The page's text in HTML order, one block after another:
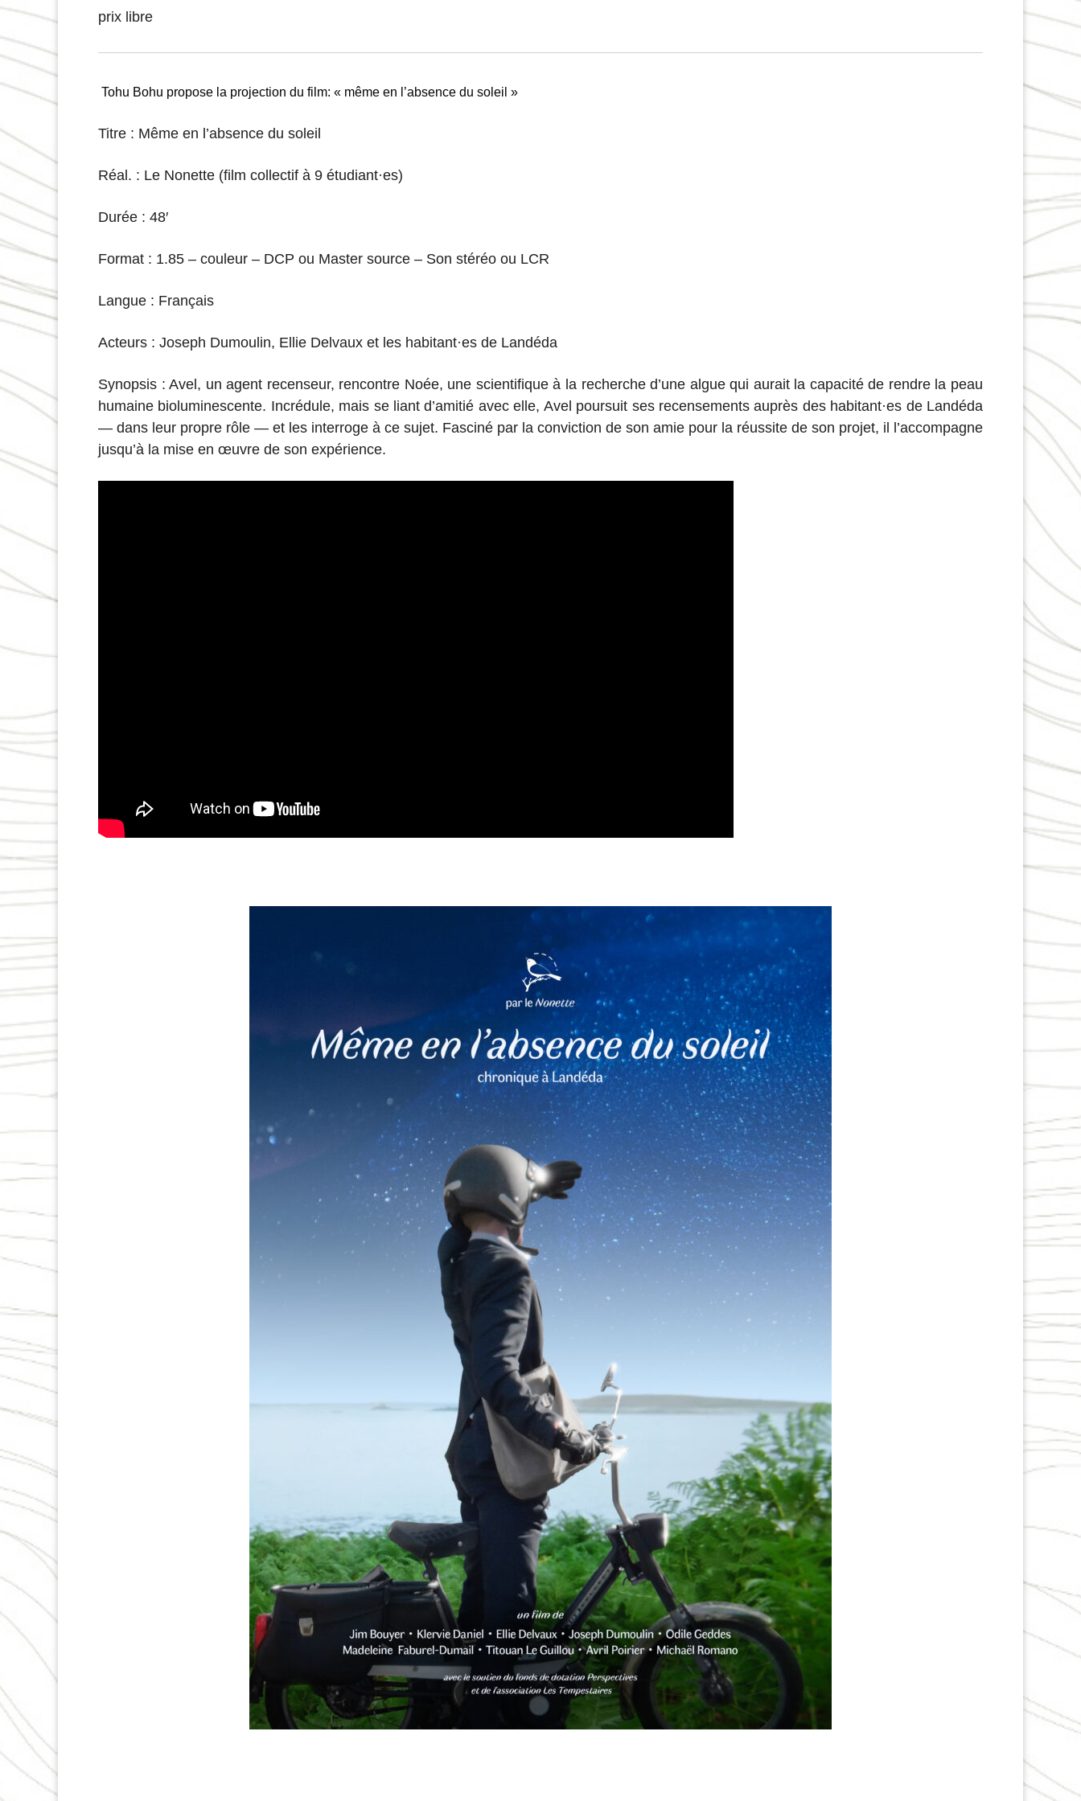
prix libre
Tohu Bohu propose la projection du film: « même en l’absence du soleil »
Titre : Même en l’absence du soleil
Réal. : Le Nonette (film collectif à 9 étudiant·es)
Durée : 48′
Format : 1.85 – couleur – DCP ou Master source – Son stéréo ou LCR
Langue : Français
Acteurs : Joseph Dumoulin, Ellie Delvaux et les habitant·es de Landéda
Synopsis : Avel, un agent recenseur, rencontre Noée, une scientifique à la recherche d’une algue qui aurait la capacité de rendre la peau
humaine bioluminescente. Incrédule, mais se liant d’amitié avec elle, Avel poursuit ses recensements auprès des habitant·es de Landéda
— dans leur propre rôle — et les interroge à ce sujet. Fasciné par la conviction de son amie pour la réussite de son projet, il l’accompagne
jusqu’à la mise en œuvre de son expérience.